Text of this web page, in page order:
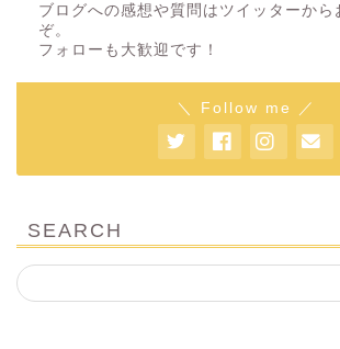
ブログへの感想や質問はツイッターから
ぞ。
フォローも大歓迎です！
＼ Follow me ／
SEARCH